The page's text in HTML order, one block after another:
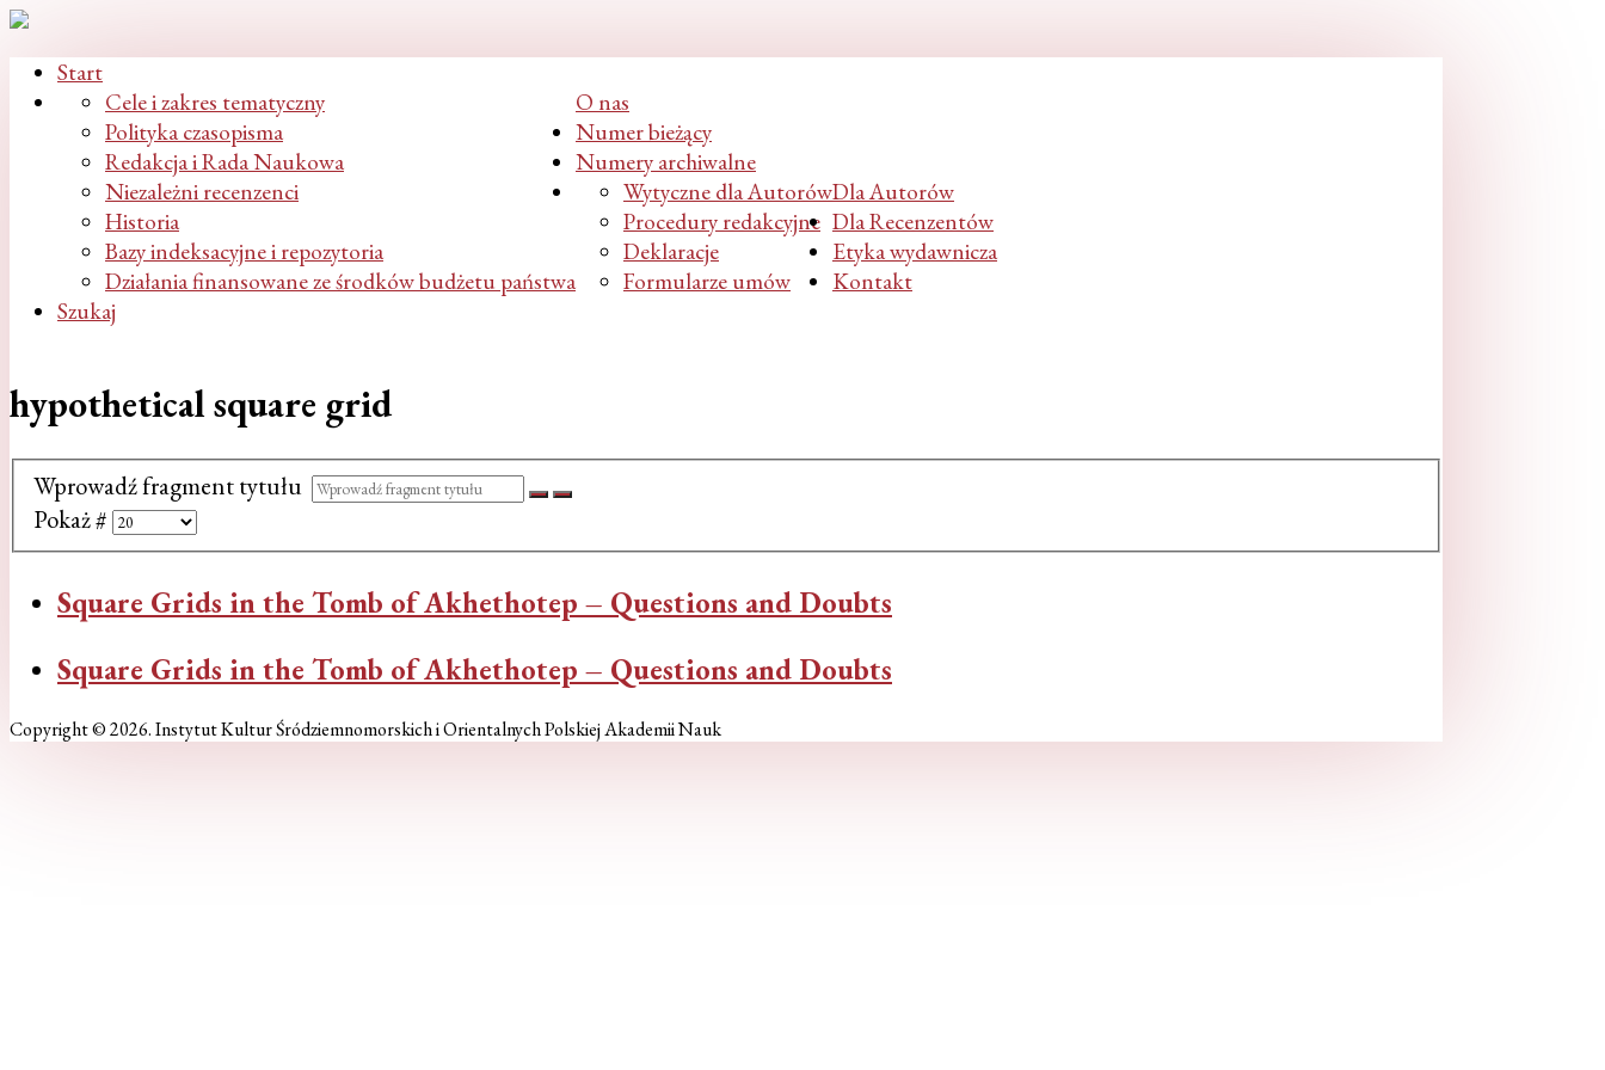
Start
O nas
Cele i zakres tematyczny
Polityka czasopisma
Redakcja i Rada Naukowa
Niezależni recenzenci
Historia
Bazy indeksacyjne i repozytoria
Działania finansowane ze środków budżetu państwa
Numer bieżący
Numery archiwalne
Dla Autorów
Wytyczne dla Autorów
Procedury redakcyjne
Deklaracje
Formularze umów
Dla Recenzentów
Etyka wydawnicza
Kontakt
Szukaj
hypothetical square grid
Wprowadź fragment tytułu
Pokaż #
Square Grids in the Tomb of Akhethotep – Questions and Doubts
Square Grids in the Tomb of Akhethotep – Questions and Doubts
Copyright © 2026. Instytut Kultur Śródziemnomorskich i Orientalnych Polskiej Akademii Nauk